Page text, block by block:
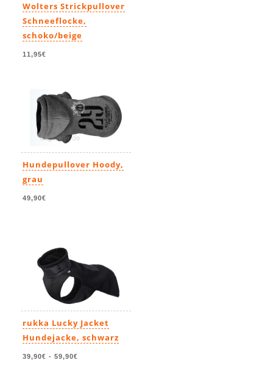
Wolters Strickpullover
Schneeflocke,
schoko/beige
11,95€
Hundepullover Hoody,
grau
49,90€
rukka Lucky Jacket
Hundejacke, schwarz
39,90€ - 59,90€